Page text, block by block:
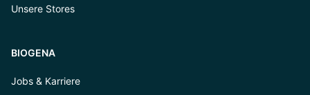
Unsere Stores
BIOGENA
Jobs & Karriere